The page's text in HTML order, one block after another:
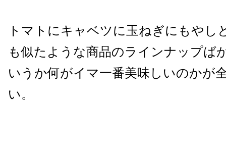
トマトにキャベツに玉ねぎにもやし
も似たような商品のラインナップば
いうか何がイマ一番美味しいのかが
い。